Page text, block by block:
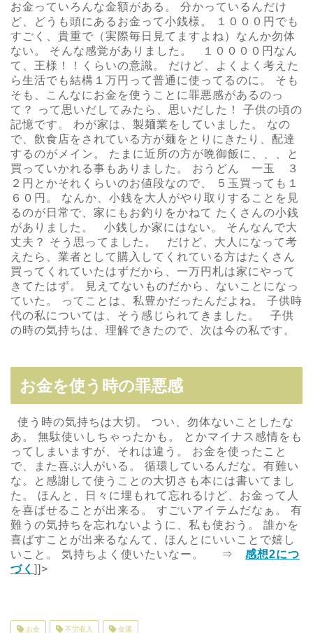
お金っていろんな金額がある。 分かっているんだけ
ど、どうも頭にあるお金って小銭様。 １０００円でも
すごく、貴重で（実際毎日見てますよね）なんか勿体
ない。 そんな感覚がありました。 １００００円なん
て、王様！！くらいの意識。 だけど、よくよく考えた
ら生活でも結構１万円って普通に使ってるのに。 そも
そも、こんなにお金を使うことに罪悪感があるのっ
て？ って思いだしてみたら、思いだした！ 子供の頃の
記憶です。 わが家は、製麺業をしていました。 なの
で、飲食店をされている方が麺をとりにきたり、配達
するのがメイン。 たまに近所の方が晩御飯に、、、と
買っていかれる事もありました。 おうどん 一玉 ３
２円とかそれくらいのお値段なので、 ５玉買っても１
６０円。 なんか、小銭を大人がやり取りすることを見
るのが日常で、家にもお釣りをかねて たくさんの小銭
がありました。 小銭しか家にはない。 そんなんで大
丈夫？ そう思ってました。 だけど、大人になって考
えたら、業者として購入してくれている方はたくさん
買ってくれていたはずだから、一万円札は家にやって
きてたはず。 見えてないものだから、ないことになっ
ていた。 ってことは、私豊かだったんだよね。 子供時
代の私については、そう感じられてきました。 子供
の時の気持ちは、理解できたので、次は今の私です。
お金を使う時の罪悪感
使う時の気持ちは大切。 つい、勿体ないことしたな
あ。 無駄使いしちゃったかも。 とかマイナス感情をも
ってしまいますが、それは違う。 お金を使ったこと
で、また喜ぶ人がいる。 循環しているんだな。有難い
な。と感謝して使うことの大切さも本には書いてまし
た。 ほんと、日々に埋もれて忘れるけど、お金って人
を喜ばせることが出来る。 すごいアイテムだなぁ。 有
難うの気持ちを忘れないように、私も使おう。 誰かを
喜ばすことが出来るなんて、ほんとにいいことで嬉し
いこと。 気持ちよく使いたいなー。 ⇒ 感想2につ
づく ]]>
お金 不労収入 金運